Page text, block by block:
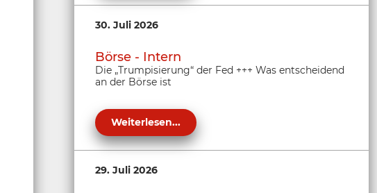
30. Juli 2026
Börse - Intern
Die „Trumpisierung“ der Fed +++ Was entscheidend
an der Börse ist
Weiterlesen...
29. Juli 2026